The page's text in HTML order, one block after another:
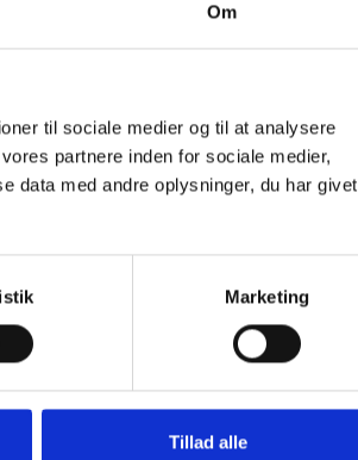
Om
til sociale medier og til at analysere
partnere inden for sociale medier,
data med andre oplysninger, du har givet
Marketing
Tillad alle
(inkl. moms)